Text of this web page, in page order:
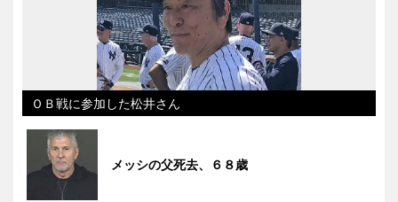
ＯＢ戦に参加した松井さん
メッシの父死去、６８歳